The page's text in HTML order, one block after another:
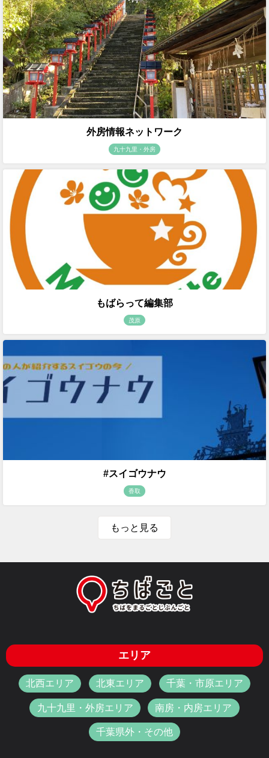
外房情報ネットワーク
九十九里・外房
もばらって編集部
茂原
#スイゴウナウ
香取
もっと見る
エリア
北西エリア 北東エリア 千葉・市原エリア
九十九里・外房エリア 南房・内房エリア
千葉県外・その他